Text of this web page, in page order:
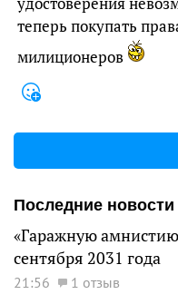
теперь покупать
милиционеров
Последние новости
«Гаражную
сентября 2031 года
21:56 1 отзыв